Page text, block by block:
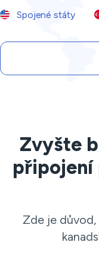
Spojené státy
Zvyšte
připojení
Zde je